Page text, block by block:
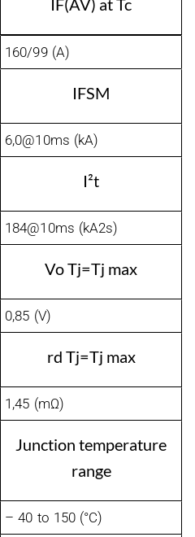
IF(AV) at Tc
160/99 (A)
IFSM
6,0@10ms (kA)
I²t
184@10ms (kA2s)
Vo Tj=Tj max
0,85 (V)
rd Tj=Tj max
1,45 (mΩ)
Junction temperature
range
– 40 to 150 (°C)